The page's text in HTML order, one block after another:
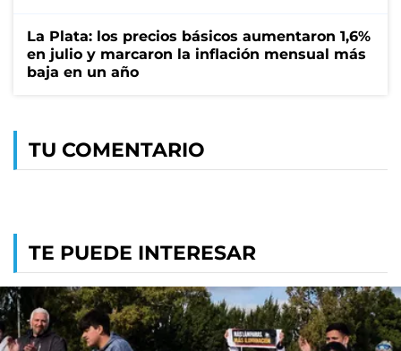
La Plata: los precios básicos aumentaron 1,6%
en julio y marcaron la inflación mensual más
baja en un año
TU COMENTARIO
TE PUEDE INTERESAR